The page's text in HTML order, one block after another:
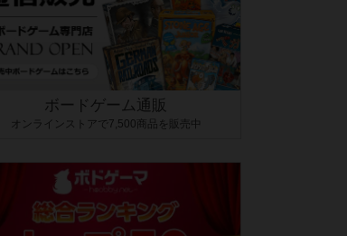
ボードゲーム通販
オンラインストアで7,500商品を販売中